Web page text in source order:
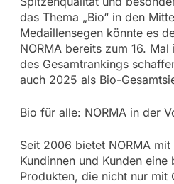
das Thema „Bio“ in den
Medaillensegen könnte es
NORMA bereits zum 16.
des Gesamtrankings
auch 2025 als Bio-
Bio für alle: NORMA in der
Seit 2006 bietet NORMA mit
Kundinnen und Kunden
Produkten, die nicht nur mit